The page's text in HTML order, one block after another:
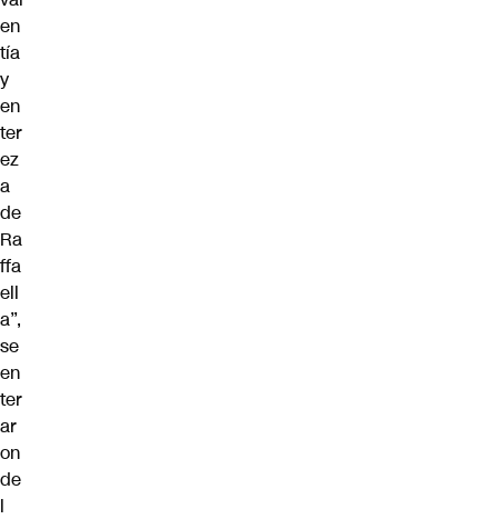
en
tía
y
en
ter
ez
a
de
Ra
ffa
ell
a”,
se
en
ter
ar
on
de
l